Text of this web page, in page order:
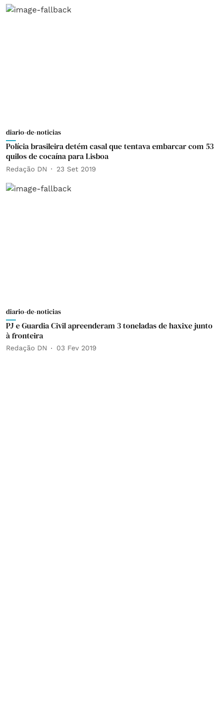
diario-de-noticias
Polícia brasileira detém casal que tentava embarcar com 53
quilos de cocaína para Lisboa
Redação DN 23 Set 2019
diario-de-noticias
PJ e Guardia Civil apreenderam 3 toneladas de haxixe junto
à fronteira
Redação DN 03 Fev 2019